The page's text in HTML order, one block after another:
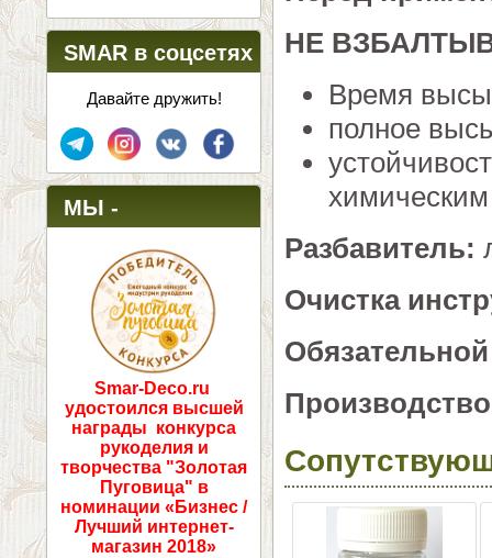
SMAR в соцсетях
Давайте дружить!
МЫ -
ПОБЕДИТЕЛИ!
Smar-Deco.ru
удостоился высшей
награды конкурса
рукоделия и
творчества "Золотая
Пуговица" в
номинации «Бизнес /
Лучший интернет-
магазин 2018»
НЕ
Время
полное
Разбавитель:
Очистка